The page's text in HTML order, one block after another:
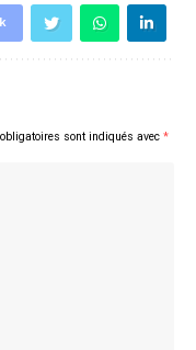
sont indiqués avec *